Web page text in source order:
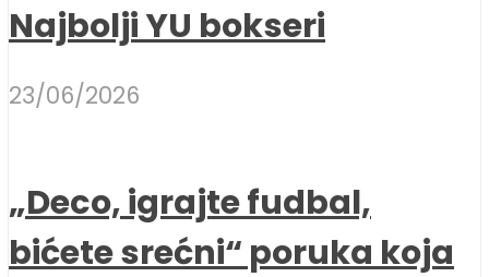
Najbolji YU bokseri
23/06/2026
„Deco, igrajte fudbal,
bićete srećni“ poruka koja